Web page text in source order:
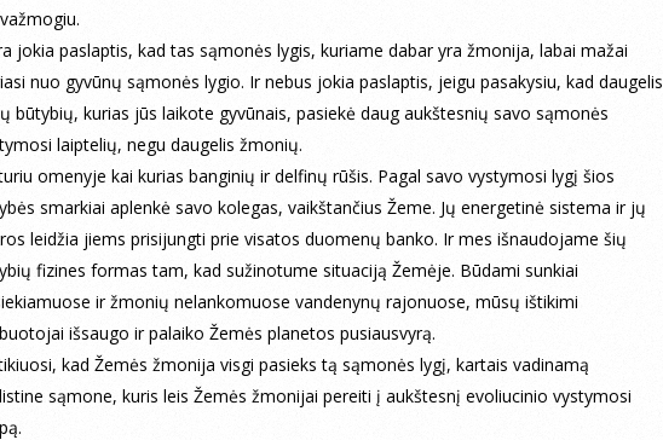
jokia paslaptis, kad tas sąmonės lygis, kuriame dabar yra žmonija, labai mažai
nuo gyvūnų sąmonės lygio. Ir nebus jokia paslaptis, jeigu pasakysiu, kad daugelis
būtybių, kurias jūs laikote gyvūnais, pasiekė daug aukštesnių savo sąmonės
laiptelių, negu daugelis žmonių.
omenyje kai kurias banginių ir delfinų rūšis. Pagal savo vystymosi lygį šios
smarkiai aplenkė savo kolegas, vaikštančius Žeme. Jų energetinė sistema ir jų
leidžia jiems prisijungti prie visatos duomenų banko. Ir mes išnaudojame šių
fizines formas tam, kad sužinotume situaciją Žemėje. Būdami sunkiai
ir žmonių nelankomuose vandenynų rajonuose, mūsų ištikimi
išsaugo ir palaiko Žemės planetos pusiausvyrą.
kad Žemės žmonija visgi pasieks tą sąmonės lygį, kartais vadinamą
sąmone, kuris leis Žemės žmonijai pereiti į aukštesnį evoliucinio vystymosi